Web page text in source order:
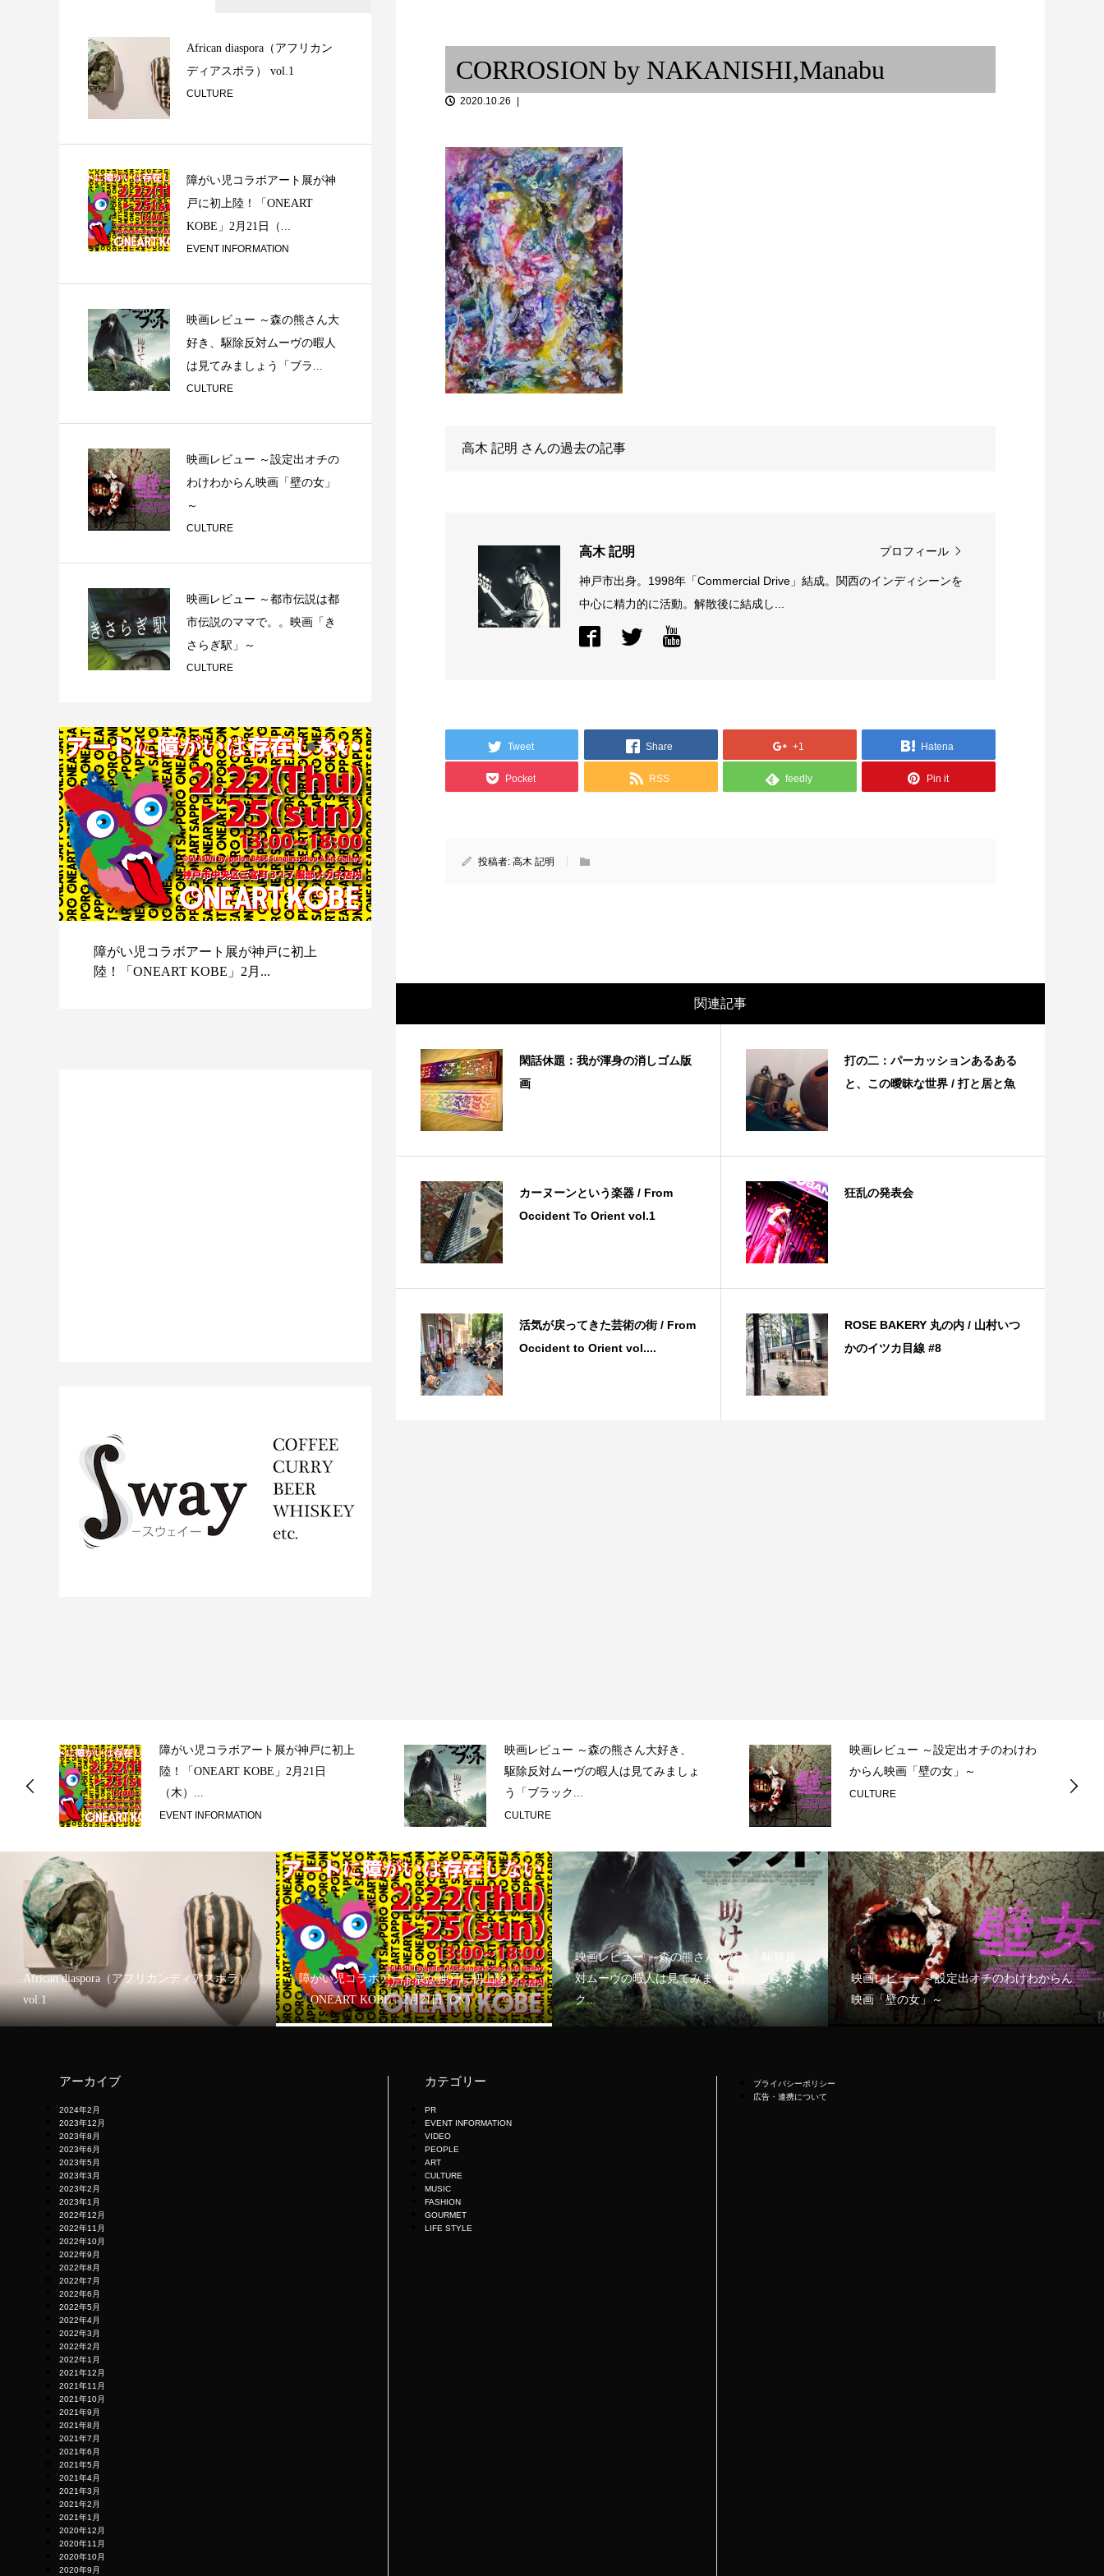
啓太郎の燗無量。第七回
UK JAZZ DANCEの成り立ち 独り言 ② 舞子と二胡と六角堂
春の雨 私の楽器は私のカラダ
CORROSION by NAKANISHI,Manabu
2020.10.26
高木 記明 さんの過去の記事
高木 記明 プロフィール
神戸市出身。1998年「Commercial Drive」結成。関西のインディシーンを
中心に精力的に活動。解散後に結成し...
Tweet Share +1 Hatena
Pocket RSS feedly Pin it
投稿者:高木 記明
関連記事
閑話休題：我が渾身の消しゴム版
画
打の二：パーカッションあるある
と、この曖昧な世界 / 打と居と魚
カーヌーンという楽器 / From
Occident To Orient vol.1
狂乱の発表会
活気が戻ってきた芸術の街 / From
Occident to Orient vol....
ROSE BAKERY 丸の内 / 山村いつ
かのイツカ目線 #8
African diaspora（アフリカン
ディアスポラ） vol.1
CULTURE
障がい児コラボアート展が神
戸に初上陸！「ONEART
KOBE」2月21日（...
EVENT INFORMATION
映画レビュー ～森の熊さん大
好き、駆除反対ムーヴの暇人
は見てみましょう「ブラ...
CULTURE
映画レビュー ～設定出オチの
わけわからん映画「壁の女」
～
CULTURE
映画レビュー ～都市伝説は都
市伝説のママで。。映画「き
さらぎ駅」～
CULTURE
障がい児コラボアート展が神戸に初上
陸！「ONEART KOBE」2月...
映画レビュー ～森の熊さん大好き、駆除
映画レビュー ～設定出オチのわけわから
ん映画「壁の女」～
映画レビュ
障がい児コラボアート展が神戸に初上
陸！「ONEART KOBE」2月21日
（木）...
EVENT INFORMATION
映画レビュー ～森の熊さん大好き、
駆除反対ムーヴの暇人は見てみましょ
う「ブラック...
CULTURE
映画レビュー ～設定出オチのわけわ
からん映画「壁の女」～
CULTURE
African diaspora（アフリカンディアスポラ）
vol.1
障がい児コラボアート展が神戸に初上陸！
「ONEART KOBE」2月21日（木）...
映画レビュー ～森の熊さん大好き、駆除反
対ムーヴの暇人は見てみましょう「ブラッ
ク...
映画レビュー ～設定出オチのわけわからん
映画「壁の女」～
アーカイブ
2024年2月
2023年12月
2023年8月
2023年6月
2023年5月
2023年3月
2023年2月
2023年1月
2022年12月
2022年11月
2022年10月
2022年9月
2022年8月
2022年7月
2022年6月
2022年5月
2022年4月
2022年3月
2022年2月
2022年1月
2021年12月
2021年11月
2021年10月
2021年9月
2021年8月
2021年7月
2021年6月
2021年5月
2021年4月
2021年3月
2021年2月
2021年1月
2020年12月
2020年11月
2020年10月
2020年9月
カテゴリー
PR
EVENT INFORMATION
VIDEO
PEOPLE
ART
CULTURE
MUSIC
FASHION
GOURMET
LIFE STYLE
プライバシーポリシー
広告・連携について